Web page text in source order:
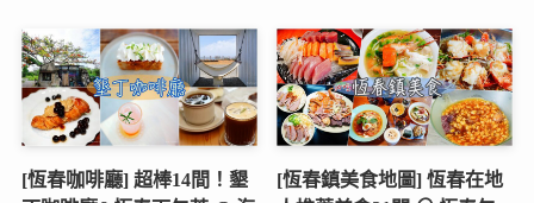
[恆春咖啡廳] 超棒14間！墾
[恆春鎮美食地圖] 恆春在地